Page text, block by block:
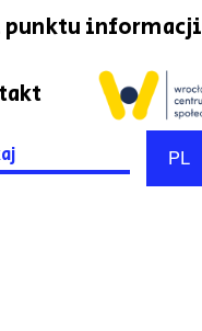
punktu informacji
PL